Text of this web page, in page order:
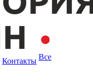
Контакты Все